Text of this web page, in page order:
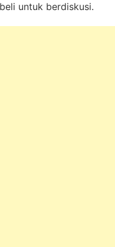
untuk berdiskusi.